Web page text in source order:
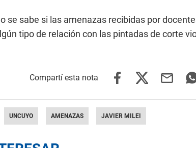
se sabe si las amenazas recibidas por
tipo de relación con las pintadas de corte
UNCUYO AMENAZAS JAVIER MILEI